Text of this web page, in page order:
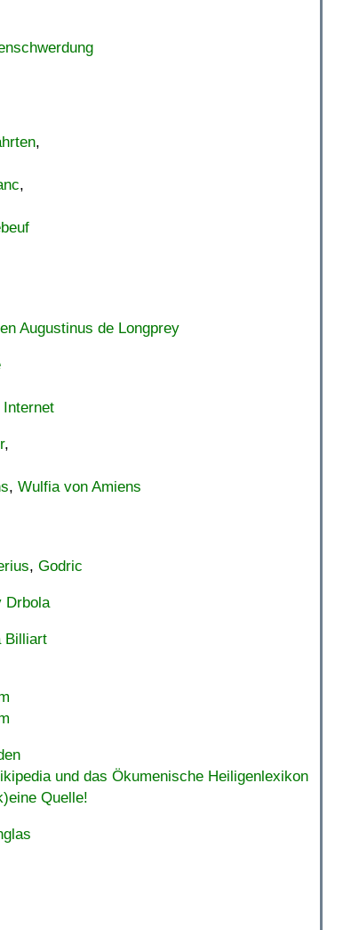
,
,
Augustinus de Longprey
,
, Wulfia von Amiens
, Godric
Drbola
Billiart
und das Ökumenische Heiligenlexikon
Quelle!